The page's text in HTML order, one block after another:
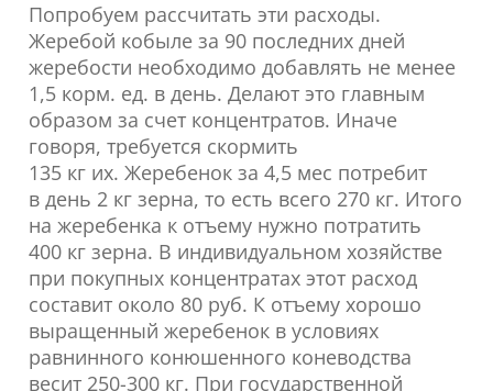
Попробуем рассчитать эти расходы.
Жеребой кобыле за 90 последних дней
жеребости необходимо добавлять не менее
1,5 корм. ед. в день. Делают это главным
образом за счет концентратов. Иначе
говоря, требуется скормить
135 кг их. Жеребенок за 4,5 мес потребит
в день 2 кг зерна, то есть всего 270 кг. Итого
на жеребенка к отъему нужно потратить
400 кг зерна. В индивидуальном хозяйстве
при покупных концентратах этот расход
составит около 80 руб. К отъему хорошо
выращенный жеребенок в условиях
равнинного конюшенного коневодства
весит 250-300 кг. При государственной